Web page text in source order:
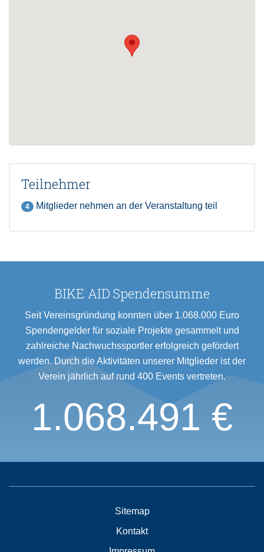
Teilnehmer
4 Mitglieder nehmen an der Veranstaltung teil
BIKE AID Spendensumme
Seit Vereinsgründung konnten über 1.068.000 Euro
Spendengelder für soziale Projekte gesammelt und
zahlreiche Nachwuchssportler erfolgreich gefördert
werden. Durch die Aktivitäten unserer Mitglieder ist der
Verein jährlich auf rund 400 Events vertreten.
1.068.491 €
Sitemap
Kontakt